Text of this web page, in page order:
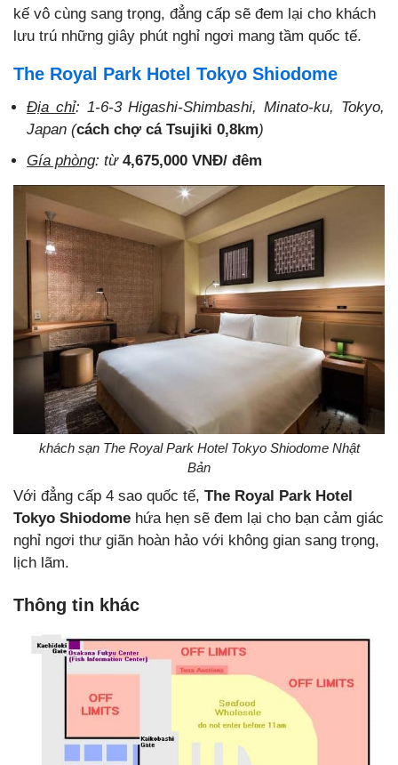
kế vô cùng sang trọng, đẳng cấp sẽ đem lại cho khách
lưu trú những giây phút nghỉ ngơi mang tầm quốc tế.
The Royal Park Hotel Tokyo Shiodome
Địa chỉ: 1-6-3 Higashi-Shimbashi, Minato-ku, Tokyo,
Japan (cách chợ cá Tsujiki 0,8km)
Gía phòng: từ 4,675,000 VNĐ/ đêm
khách sạn The Royal Park Hotel Tokyo Shiodome Nhật
Bản
Với đẳng cấp 4 sao quốc tế, The Royal Park Hotel
Tokyo Shiodome hứa hẹn sẽ đem lại cho bạn cảm giác
nghỉ ngơi thư giãn hoàn hảo với không gian sang trọng,
lịch lãm.
Thông tin khác